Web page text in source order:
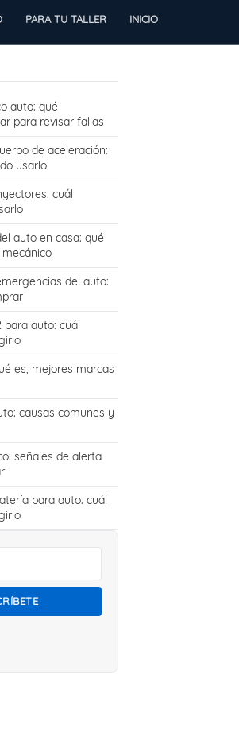
PARA TU TALLER INICIO
auto: qué
para revisar fallas
de aceleración:
usarlo
cuál
auto en casa: qué
del auto:
para auto: cuál
es, mejores marcas
causas comunes y
señales de alerta
para auto: cuál